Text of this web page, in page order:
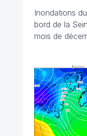
Inondations
bord de la
mois de